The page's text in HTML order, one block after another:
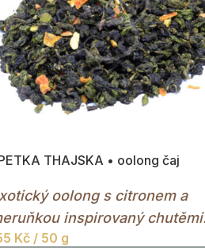
THAJSKA • oolong čaj
oolong s citronem a
inspirovaný chutěmi
Asie.
Kč/ 50 g